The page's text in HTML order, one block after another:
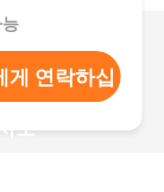
게 연락하십
오